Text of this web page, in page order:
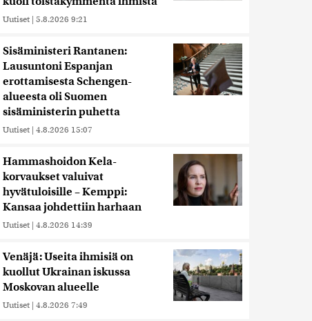
Uutiset | 5.8.2026 9:21
Sisäministeri Rantanen:
Lausuntoni Espanjan
erottamisesta Schengen-
alueesta oli Suomen
sisäministerin puhetta
Uutiset | 4.8.2026 15:07
Hammashoidon Kela-
korvaukset valuivat
hyvätuloisille – Kemppi:
Kansaa johdettiin harhaan
Uutiset | 4.8.2026 14:39
Venäjä: Useita ihmisiä on
kuollut Ukrainan iskussa
Moskovan alueelle
Uutiset | 4.8.2026 7:49